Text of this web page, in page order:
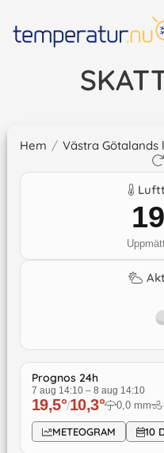
Hem / Västra Götalands
Prognos 24h
7 aug 14:10– 8 aug 14:10
19,5°/10,3° 0,0 mm
METEOGRAM 10